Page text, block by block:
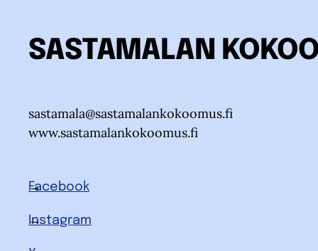
SASTAMALAN
sastamala@sastamalankokoomus.fi
www.sastamalankokoomus.fi
Facebook
Instagram